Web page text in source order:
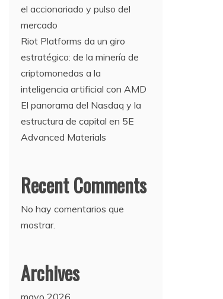
el accionariado y pulso del
mercado
Riot Platforms da un giro
estratégico: de la minería de
criptomonedas a la
inteligencia artificial con AMD
El panorama del Nasdaq y la
estructura de capital en 5E
Advanced Materials
Recent Comments
No hay comentarios que
mostrar.
Archives
mayo 2026